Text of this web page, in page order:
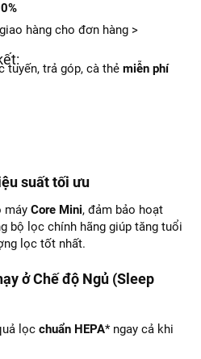
hàng cho đơn hàng >
tuyến, trả góp, cà thẻmiễn phí
suất tối ưu
máyCore Mini, đảm bảo hoạt
bộ lọc chính hãng giúp tăng tuổi
lọc tốt nhất.
ở Chế độ Ngủ (Sleep
lọcchuẩn HEPA* ngay cả khi